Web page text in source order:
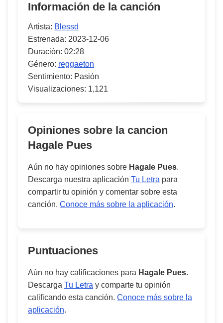
Información de la canción
Artista: Blessd
Estrenada: 2023-12-06
Duración: 02:28
Género: reggaeton
Sentimiento: Pasión
Visualizaciones: 1,121
Opiniones sobre la cancion
Hagale Pues
Aún no hay opiniones sobre Hagale Pues.
Descarga nuestra aplicación Tu Letra para
compartir tu opinión y comentar sobre esta
canción. Conoce más sobre la aplicación.
Puntuaciones
Aún no hay calificaciones para Hagale Pues.
Descarga Tu Letra y comparte tu opinión
calificando esta canción. Conoce más sobre la
aplicación.